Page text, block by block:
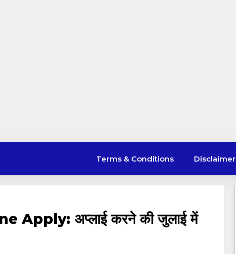
Terms & Conditions Disclaimer
अप्लाई करने की जुलाई में